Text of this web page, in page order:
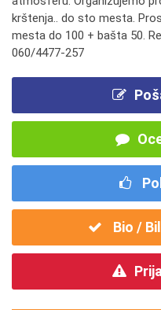
krštenja.. do sto mesta.
mesta do 100 + bašta 50.
060/4477-257
Bio /